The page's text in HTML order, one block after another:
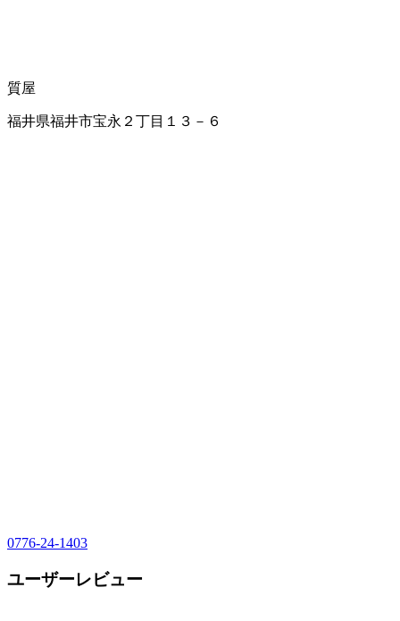
質屋
福井県福井市宝永２丁目１３－６
0776-24-1403
ユーザーレビュー